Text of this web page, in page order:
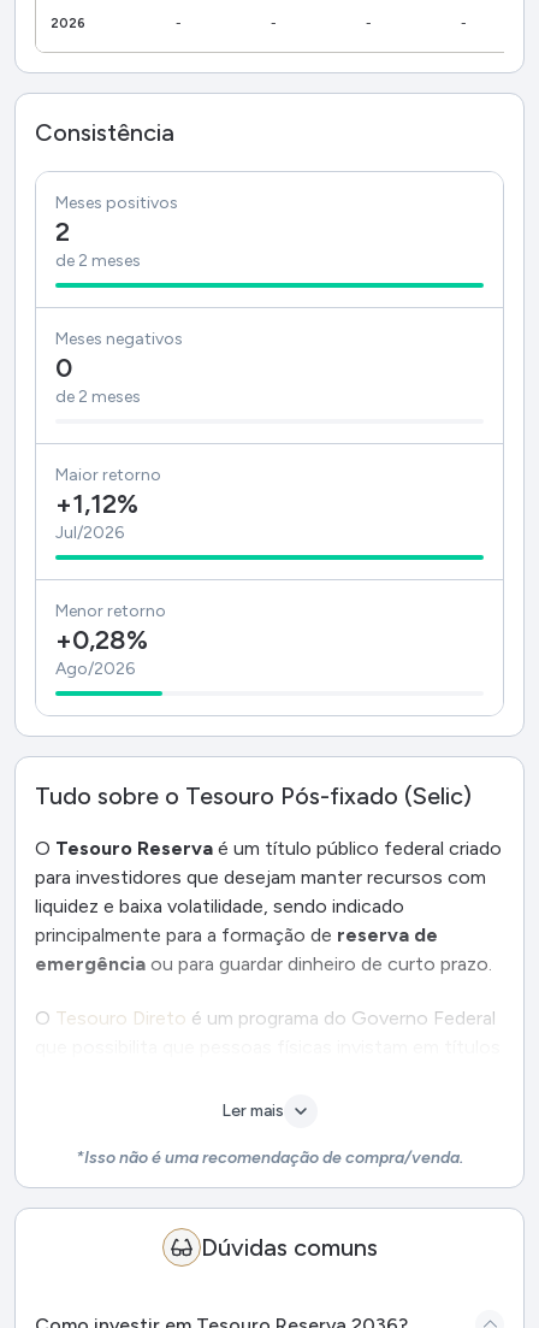
2026 - - - -
Consistência
Meses positivos
2
de 2 meses
Meses negativos
0
de 2 meses
Maior retorno
+1,12%
Jul/2026
Menor retorno
+0,28%
Ago/2026
Tudo sobre o Tesouro Pós-fixado (Selic)
O Tesouro Reserva é um título público federal criado
para investidores que desejam manter recursos com
liquidez e baixa volatilidade, sendo indicado
principalmente para a formação de reserva de
emergência ou para guardar dinheiro de curto prazo.
O Tesouro Direto é um programa do Governo Federal
ao governo. Em contrapartida, o governo paga ao
de rentabilidade e prazo definidas no momento da
aplicação.
O que é o Tesouro Reserva?
acompanha aSelic Over, taxa que serve de referência
Ler mais
*Isso não é uma recomendação de compra/venda.
Dúvidas comuns